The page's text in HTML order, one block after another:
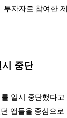
투자자로 참여한
시 중단
일시 중단했다고
앱들을 중심으